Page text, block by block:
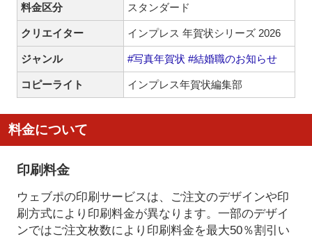
料金区分 スタンダード
クリエイター インプレス 年賀状シリーズ 2026
ジャンル #写真年賀状 #結婚職のお知らせ
コピーライト インプレス年賀状編集部
料金について
印刷料金
ウェブポの印刷サービスは、ご注文のデザインや印
刷方式により印刷料金が異なります。一部のデザイ
ンではご注文枚数により印刷料金を最大50％割引い